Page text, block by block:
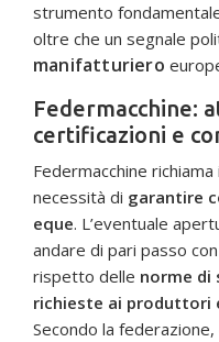
strumento
oltre che un segnale
manifatturiero
Federmacchine:
certificazioni e
Federmacchine
necessità di garantire
eque. L’eventuale
andare di pari passo
rispetto delle norme di
richieste ai produttori
Secondo la